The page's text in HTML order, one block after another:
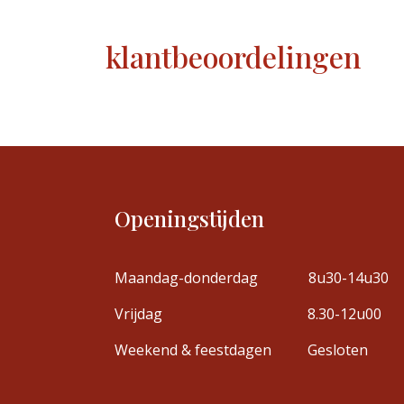
klantbeoordelingen
Openingstijden
Maandag-donderdag
8u30-14u30
Vrijdag
8.30-12u00
Weekend & feestdagen
Gesloten